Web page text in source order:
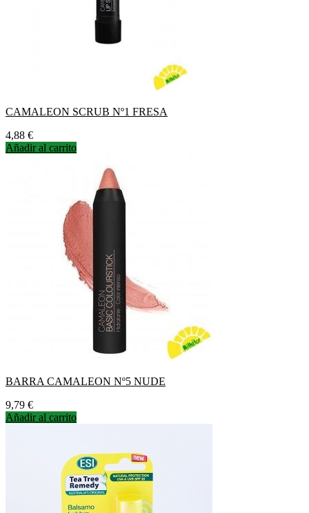
CAMALEON SCRUB Nº1 FRESA
Precio
4,88 €
Añadir al carrito
BARRA CAMALEON Nº5 NUDE
Precio
9,79 €
Añadir al carrito